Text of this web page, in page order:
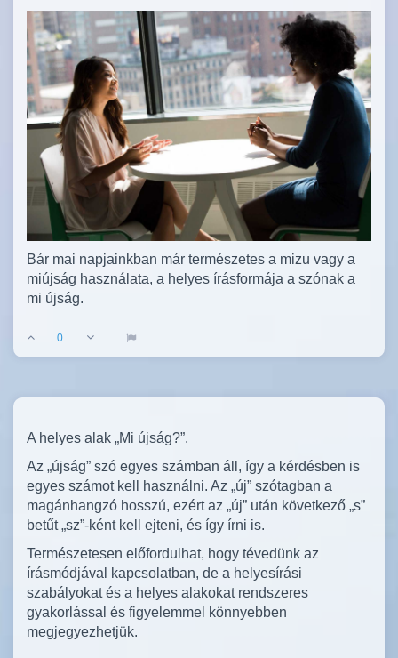
Bár mai napjainkban már természetes a mizu vagy a
miújság használata, a helyes írásformája a szónak a
mi újság.
0
A helyes alak „Mi újság?”.
Az „újság” szó egyes számban áll, így a kérdésben is
egyes számot kell használni. Az „új” szótagban a
magánhangzó hosszú, ezért az „új” után következő „s”
betűt „sz”-ként kell ejteni, és így írni is.
Természetesen előfordulhat, hogy tévedünk az
írásmódjával kapcsolatban, de a helyesírási
szabályokat és a helyes alakokat rendszeres
gyakorlással és figyelemmel könnyebben
megjegyezhetjük.